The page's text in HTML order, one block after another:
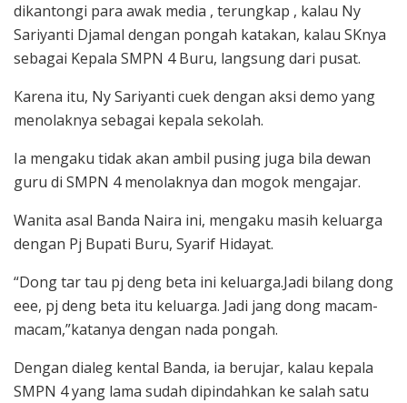
dikantongi para awak media , terungkap , kalau Ny
Sariyanti Djamal dengan pongah katakan, kalau SKnya
sebagai Kepala SMPN 4 Buru, langsung dari pusat.
Karena itu, Ny Sariyanti cuek dengan aksi demo yang
menolaknya sebagai kepala sekolah.
Ia mengaku tidak akan ambil pusing juga bila dewan
guru di SMPN 4 menolaknya dan mogok mengajar.
Wanita asal Banda Naira ini, mengaku masih keluarga
dengan Pj Bupati Buru, Syarif Hidayat.
“Dong tar tau pj deng beta ini keluarga.Jadi bilang dong
eee, pj deng beta itu keluarga. Jadi jang dong macam-
macam,”katanya dengan nada pongah.
Dengan dialeg kental Banda, ia berujar, kalau kepala
SMPN 4 yang lama sudah dipindahkan ke salah satu